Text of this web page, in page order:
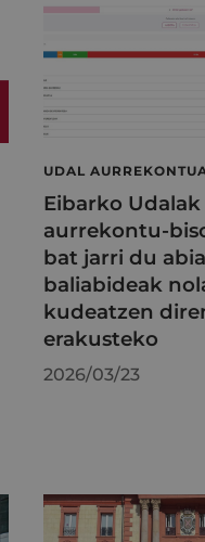
UDAL
Eibarko Udalak
aurrekontu-
bat jarri du
baliabideak
kudeatzen
erakusteko
2026/03/23